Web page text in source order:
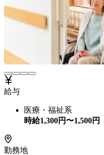
給与
医療・福祉系
時給1,300円〜1,500円
勤務地